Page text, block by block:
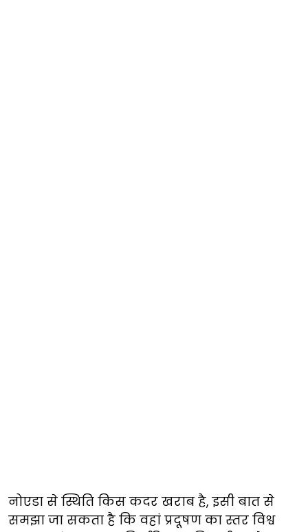
नोएडा से स्थिति किस कदर खराब है, इसी बात से
समझा जा सकता है कि वहां प्रदूषण का स्तर विश्व